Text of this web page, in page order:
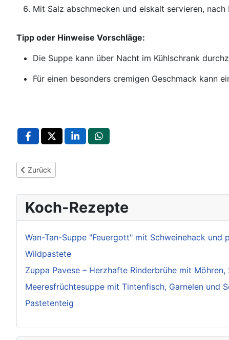
Mit Salz abschmecken und eiskalt servieren,
Tipp oder Hinweise Vorschläge:
Die Suppe kann über Nacht im Kühlschrank
Für einen besonders cremigen Geschmack kann
Vorheriger Beitrag: Gazpacho mit Mandeln und Paprika – Kalte
Zurück
Koch-Rezepte
Wan-Tan-Suppe "Feuergott" mit Schweinehack und
Wildpastete
Zuppa Pavese – Herzhafte Rinderbrühe mit
Meeresfrüchtesuppe mit Tintenfisch, Garnelen und
Pastetenteig